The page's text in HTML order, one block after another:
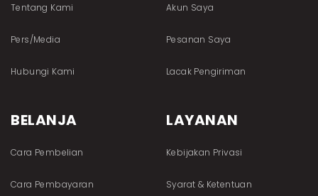
Tentang Kami
Pers/Media
Hubungi Kami
Akun Saya
Pesanan Saya
Lacak Pengiriman
BELANJA
Cara Pembelian
Cara Pembayaran
LAYANAN
Kebijakan Privasi
Syarat & Ketentuan